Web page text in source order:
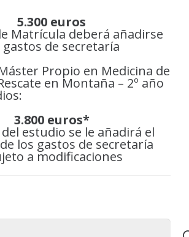
5.300 euros
Matrícula deberá añadirse
gastos de secretaría
Propio en Medicina de
en Montaña – 2º año
3.800 euros*
estudio se le añadirá el
los gastos de secretaría
a modificaciones